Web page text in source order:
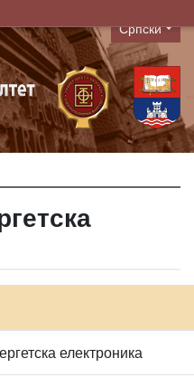
Language
Српски
електроника